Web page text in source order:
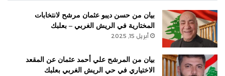
بيان من حسن ديبو عثمان مرشح لانتخابات
المختارية في الريش الغربي – بعلبك
أبريل 15, 2025
بيان من المرشح علي أحمد عثمان عن المقعد
الاختياري في حي الريش الغربي بعلبك